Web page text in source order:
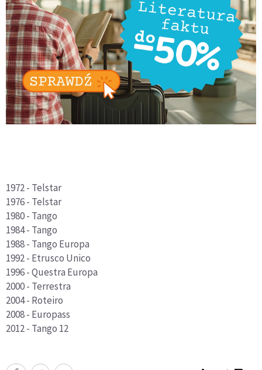
1972 - Telstar
1976 - Telstar
1980 - Tango
1984 - Tango
1988 - Tango Europa
1992 - Etrusco Unico
1996 - Questra Europa
2000 - Terrestra
2004 - Roteiro
2008 - Europass
2012 - Tango 12